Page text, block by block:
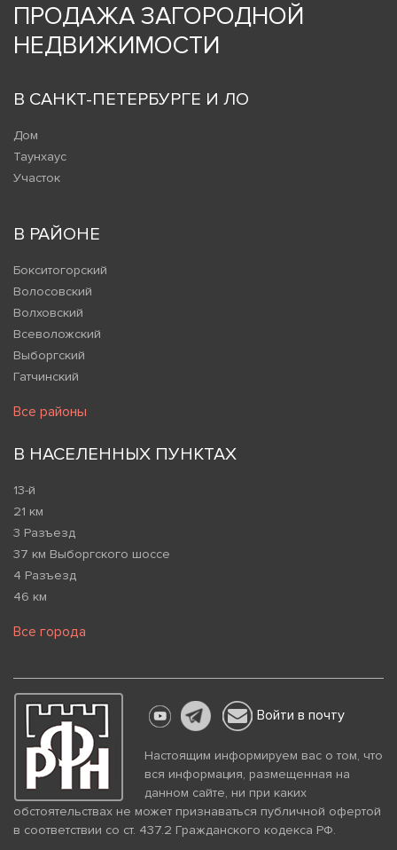
ПРОДАЖА ЗАГОРОДНОЙ
НЕДВИЖИМОСТИ
В САНКТ-ПЕТЕРБУРГЕ И ЛО
Дом
Таунхаус
Участок
В РАЙОНЕ
Бокситогорский
Волосовский
Волховский
Всеволожский
Выборгский
Гатчинский
Все районы
В НАСЕЛЕННЫХ ПУНКТАХ
13-й
21 км
3 Разъезд
37 км Выборгского шоссе
4 Разъезд
46 км
Все города
Войти в почту
Настоящим информируем вас о том, что
вся информация, размещенная на
данном сайте, ни при каких
обстоятельствах не может признаваться публичной офертой
в соответствии со ст. 437.2 Гражданского кодекса РФ.